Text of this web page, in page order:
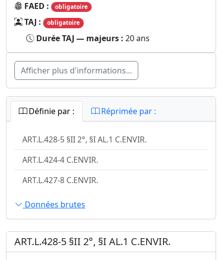
FAED : obligatoire
TAJ : obligatoire
Durée TAJ — majeurs : 20 ans
Afficher plus d'informations...
Définie par : Réprimée par :
ART.L.428-5 §II 2°, §I AL.1 C.ENVIR.
ART.L.424-4 C.ENVIR.
ART.L.427-8 C.ENVIR.
Données brutes
ART.L.428-5 §II 2°, §I AL.1 C.ENVIR.